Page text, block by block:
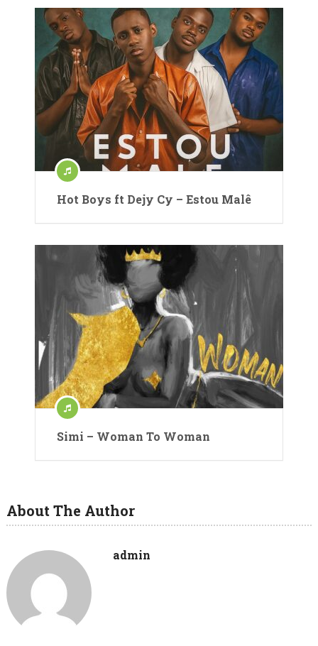
Hot Boys ft Dejy Cy – Estou Malê
Simi – Woman To Woman
About The Author
admin